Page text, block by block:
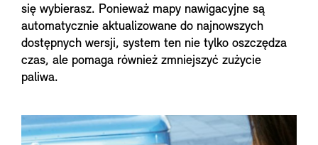
się wybierasz. Ponieważ mapy nawigacyjne są
automatycznie aktualizowane do najnowszych
dostępnych wersji, system ten nie tylko oszczędza
czas, ale pomaga również zmniejszyć zużycie
paliwa.